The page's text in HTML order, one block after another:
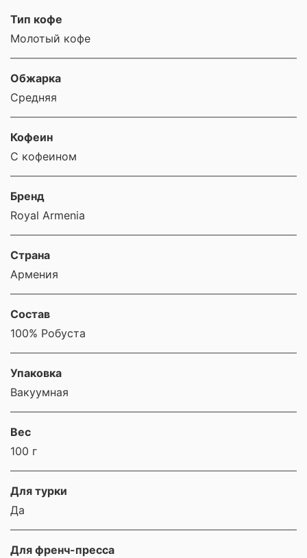
Тип кофе
Молотый кофе
Обжарка
Средняя
Кофеин
С кофеином
Бренд
Royal Armenia
Страна
Армения
Состав
100% Робуста
Упаковка
Вакуумная
Вес
100 г
Для турки
Да
Для френч-пресса